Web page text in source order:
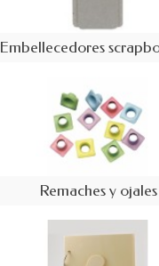
Embellecedores
Remaches y ojales